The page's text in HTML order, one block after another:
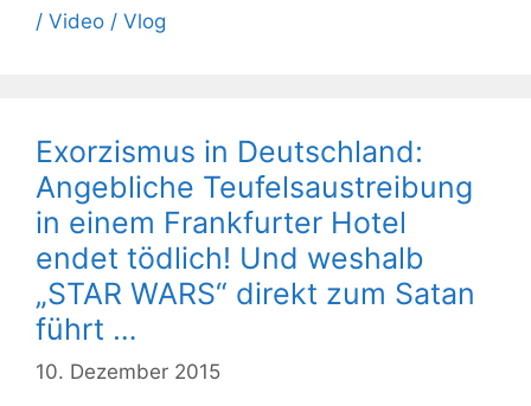
/ Video / Vlog
Exorzismus in Deutschland:
Angebliche Teufelsaustreibung
in einem Frankfurter Hotel
endet tödlich! Und weshalb
„STAR WARS“ direkt zum Satan
führt …
10. Dezember 2015